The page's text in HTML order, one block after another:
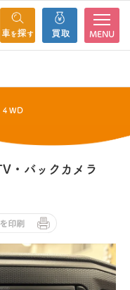
MENU
WD
バックカメラ